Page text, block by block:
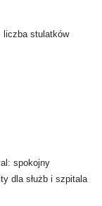
liczba stulatków
spokojny
dla służb i szpitala